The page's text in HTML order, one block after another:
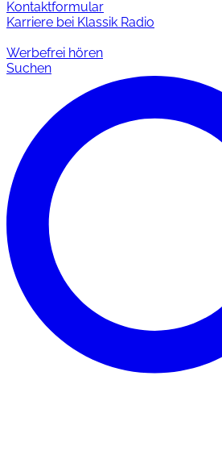
Kontaktformular
Karriere bei Klassik Radio
Werbefrei hören
Suchen